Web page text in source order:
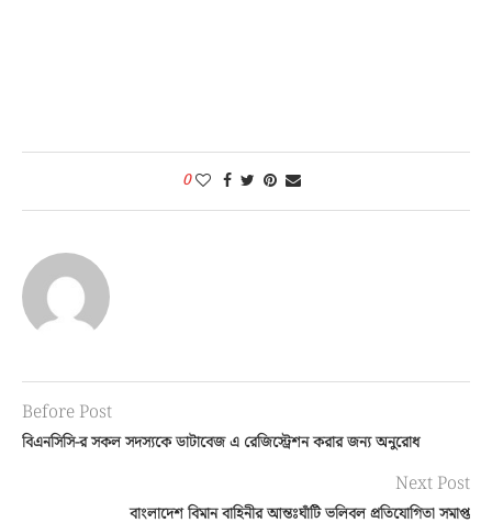
0
Before Post
বিএনসিসি-র সকল সদস্যকে ডাটাবেজ এ রেজিস্ট্রেশন করার জন্য অনুরোধ
Next Post
বাংলাদেশ বিমান বাহিনীর আন্তঃঘাঁটি ভলিবল প্রতিযোগিতা সমাপ্ত